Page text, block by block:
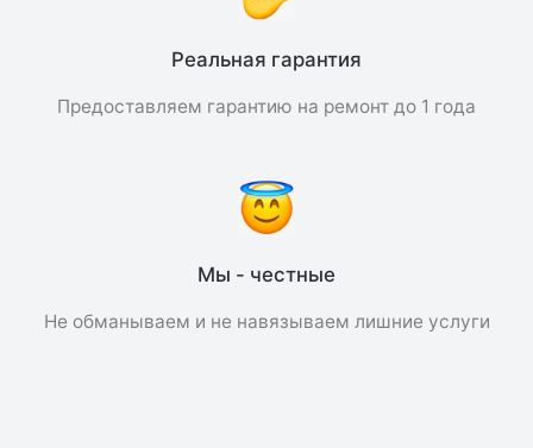
Реальная гарантия
Предоставляем гарантию на ремонт до 1 года
Мы - честные
Не обманываем и не навязываем лишние услуги